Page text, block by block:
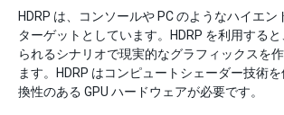
HDRP は、コンソールや PC のようなハイエン
ターゲットとしています。HDRP を利用する
られるシナリオで現実的なグラフィックスを
ます。HDRP はコンピュートシェーダー技術
換性のある GPU ハードウェアが必要です。